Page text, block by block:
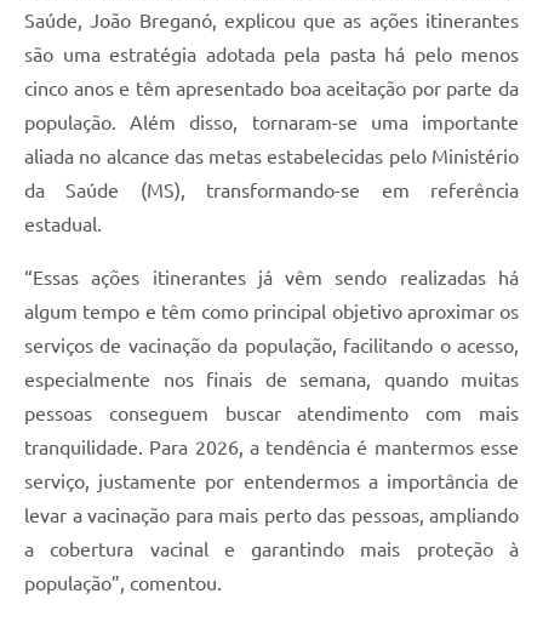
Saúde, João Breganó, explicou que as ações itinerantes
são uma estratégia adotada pela pasta há pelo menos
cinco anos e têm apresentado boa aceitação por parte da
população. Além disso, tornaram-se uma importante
aliada no alcance das metas estabelecidas pelo Ministério
da Saúde (MS), transformando-se em referência
estadual.
“Essas ações itinerantes já vêm sendo realizadas há
algum tempo e têm como principal objetivo aproximar os
serviços de vacinação da população, facilitando o acesso,
especialmente nos finais de semana, quando muitas
pessoas conseguem buscar atendimento com mais
tranquilidade. Para 2026, a tendência é mantermos esse
serviço, justamente por entendermos a importância de
levar a vacinação para mais perto das pessoas, ampliando
a cobertura vacinal e garantindo mais proteção à
população”, comentou.